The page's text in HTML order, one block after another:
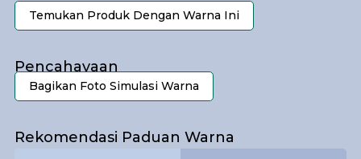
Temukan Produk Dengan Warna Ini
Pencahayaan
Bagikan Foto Simulasi Warna
Rekomendasi Paduan Warna